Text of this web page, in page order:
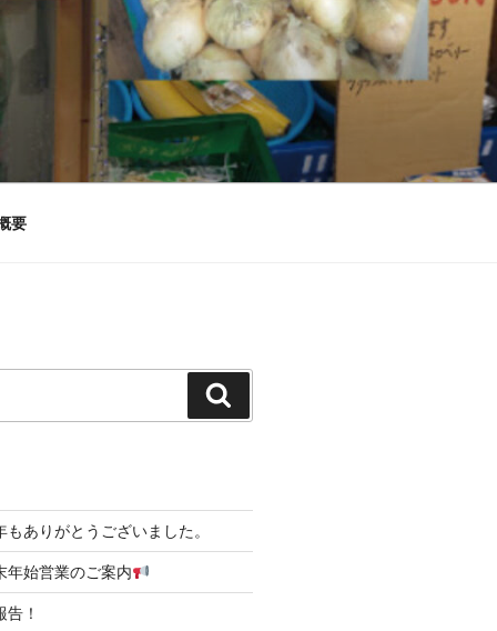
要
索
ありがとうございました。
年始営業のご案内
！